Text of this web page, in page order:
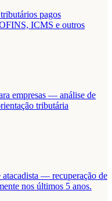
pagos
ICMS e outros
empresas — análise de
tributária
— recuperação de
nos últimos 5 anos.